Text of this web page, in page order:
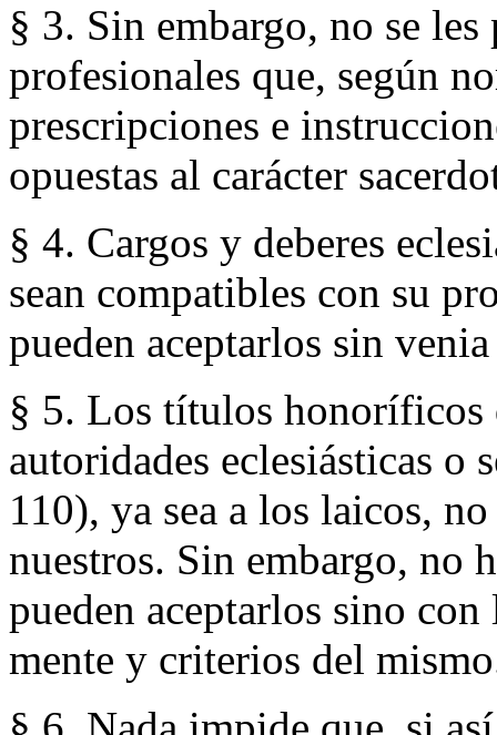
§ 3. Sin embargo, no se
profesionales que, según
prescripciones e
opuestas al carácter
§ 4. Cargos y deberes
sean compatibles con su
pueden aceptarlos sin
§ 5. Los títulos honoríficos
autoridades eclesiásticas o
110), ya sea a los laicos,
nuestros. Sin embargo, no
pueden aceptarlos sino
mente y criterios del